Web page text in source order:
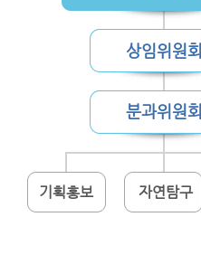
상임위원회
분과위원회
기획홍보 자연탐구